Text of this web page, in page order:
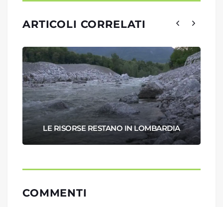
ARTICOLI CORRELATI
LE RISORSE RESTANO IN LOMBARDIA
COMMENTI